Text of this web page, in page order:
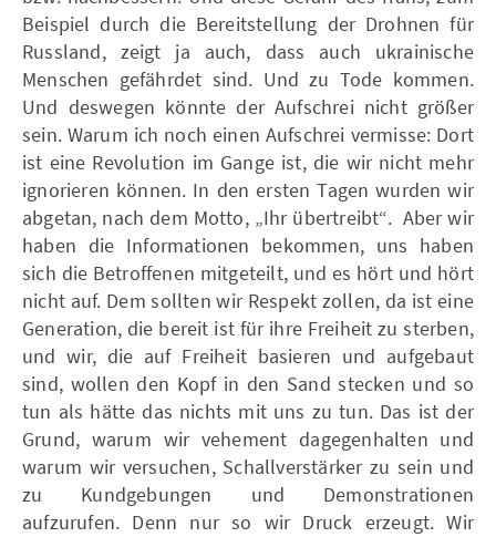
Beispiel durch die Bereitstellung der Drohnen für
Russland, zeigt ja auch, dass auch ukrainische
Menschen gefährdet sind. Und zu Tode kommen.
Und deswegen könnte der Aufschrei nicht größer
sein. Warum ich noch einen Aufschrei vermisse: Dort
ist eine Revolution im Gange ist, die wir nicht mehr
ignorieren können. In den ersten Tagen wurden wir
abgetan, nach dem Motto, „Ihr übertreibt“. Aber wir
haben die Informationen bekommen, uns haben
sich die Betroffenen mitgeteilt, und es hört und hört
nicht auf. Dem sollten wir Respekt zollen, da ist eine
Generation, die bereit ist für ihre Freiheit zu sterben,
und wir, die auf Freiheit basieren und aufgebaut
sind, wollen den Kopf in den Sand stecken und so
tun als hätte das nichts mit uns zu tun. Das ist der
Grund, warum wir vehement dagegenhalten und
warum wir versuchen, Schallverstärker zu sein und
zu Kundgebungen und Demonstrationen
aufzurufen. Denn nur so wir Druck erzeugt. Wir